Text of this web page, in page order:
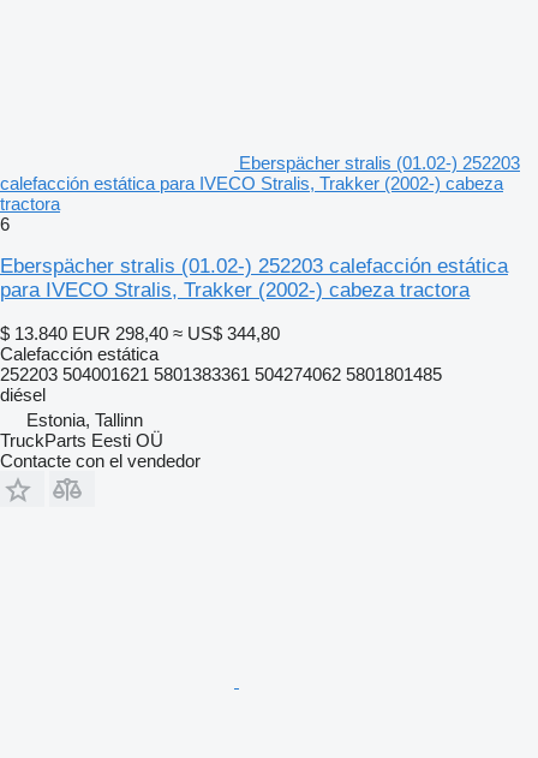
Eberspächer stralis (01.02-) 252203
calefacción estática para IVECO Stralis, Trakker (2002-) cabeza
tractora
6
Eberspächer stralis (01.02-) 252203 calefacción estática
para IVECO Stralis, Trakker (2002-) cabeza tractora
$ 13.840 EUR 298,40 ≈ US$ 344,80
Calefacción estática
252203 504001621 5801383361 504274062 5801801485
diésel
Estonia, Tallinn
TruckParts Eesti OÜ
Contacte con el vendedor